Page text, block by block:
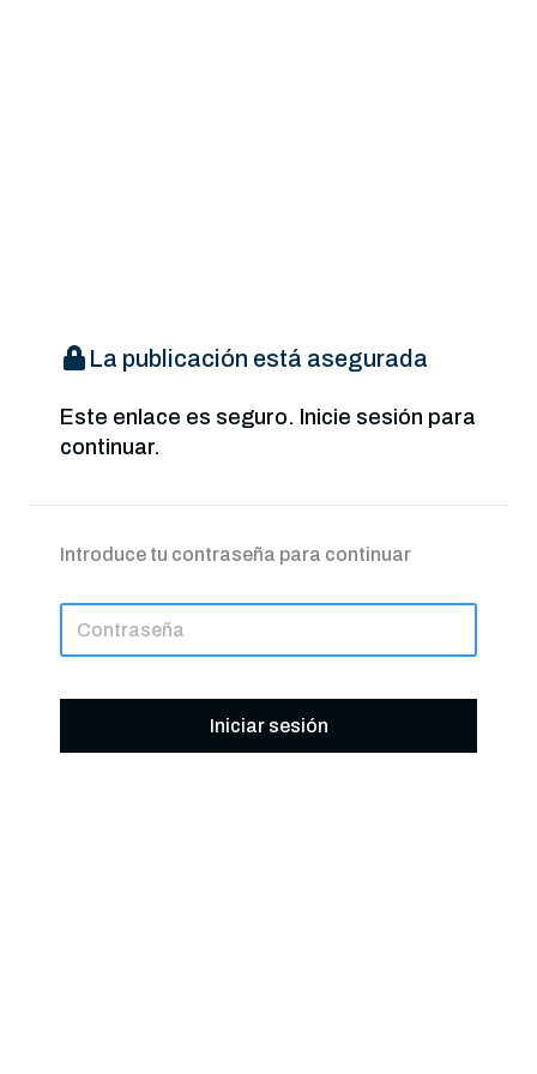
La publicación está asegurada
Este enlace es seguro. Inicie sesión para
continuar.
Introduce tu contraseña para continuar